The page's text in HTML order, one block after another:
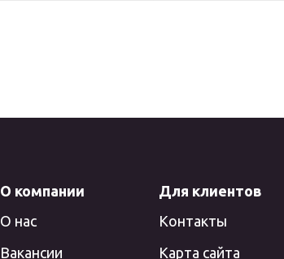
О компании
О нас
Вакансии
Для клиентов
Контакты
Карта сайта